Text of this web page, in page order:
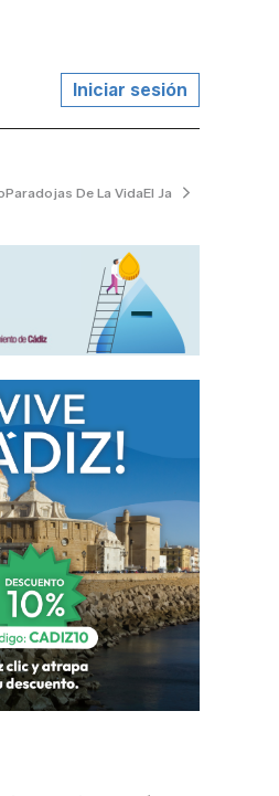
Iniciar sesión
Paradojas De La VidaEl Jardinero